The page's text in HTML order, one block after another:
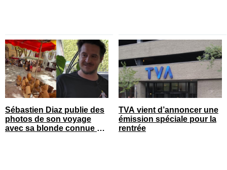
Sébastien Diaz publie des
photos de son voyage
avec sa blonde connue en
TVA vient d’annoncer une
émission spéciale pour la
rentrée